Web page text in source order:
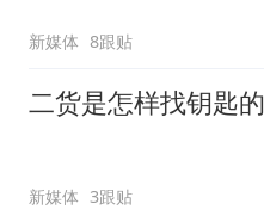
新媒体 8跟贴
二货是怎样找钥匙的
新媒体 3跟贴